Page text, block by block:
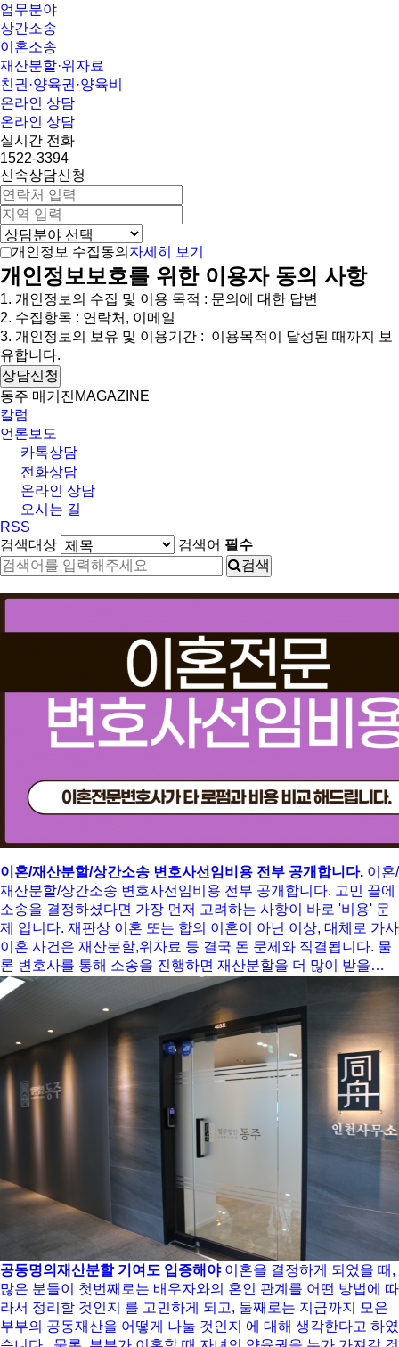
업무분야
상간소송
이혼소송
재산분할·위자료
친권·양육권·양육비
온라인 상담
온라인 상담
실시간 전화
1522-3394
신속상담신청
개인정보 수집동의 자세히 보기
개인정보보호를 위한 이용자 동의 사항
1. 개인정보의 수집 및 이용 목적 : 문의에 대한 답변
2. 수집항목 : 연락처, 이메일
3. 개인정보의 보유 및 이용기간 : 이용목적이 달성된 때까지 보
유합니다.
상담신청
동주 매거진 MAGAZINE
칼럼
언론보도
카톡상담
전화상담
온라인 상담
오시는 길
RSS
검색대상
검색어 필수
검색
이혼/재산분할/상간소송 변호사선임비용 전부 공개합니다. 이혼/
재산분할/상간소송 변호사선임비용 전부 공개합니다. 고민 끝에
소송을 결정하셨다면 가장 먼저 고려하는 사항이 바로 '비용' 문
제 입니다. 재판상 이혼 또는 합의 이혼이 아닌 이상, 대체로 가사
이혼 사건은 재산분할,위자료 등 결국 돈 문제와 직결됩니다. 물
론 변호사를 통해 소송을 진행하면 재산분할을 더 많이 받을…
공동명의재산분할 기여도 입증해야 이혼을 결정하게 되었을 때,
많은 분들이 첫번째로는 배우자와의 혼인 관계를 어떤 방법에 따
라서 정리할 것인지 를 고민하게 되고, 둘째로는 지금까지 모은
부부의 공동재산을 어떻게 나눌 것인지 에 대해 생각한다고 하였